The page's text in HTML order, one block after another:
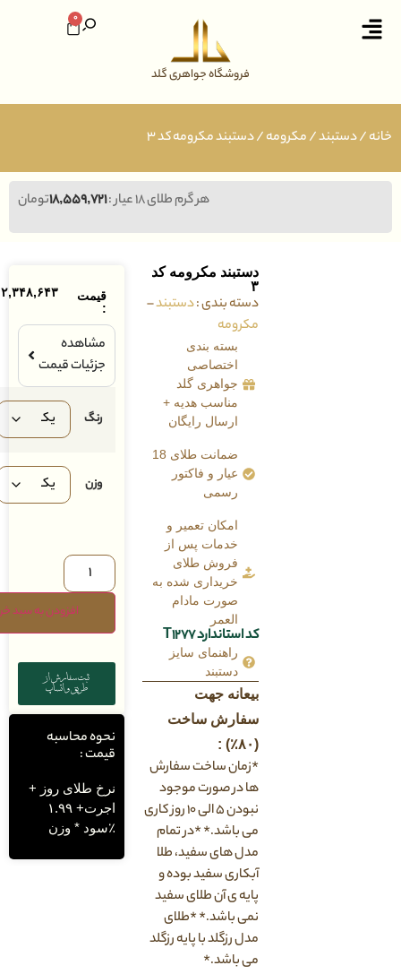
فروشگاه جواهری گلد
/مکرومه/ دستبند مکرومه کد ۳
تومان۱۸,۵۵۹,۷۲۱ هر گرم طلای ۱۸ عیار :
۱۲,۳۴۸,۶۴۳ تومان
:
جزئیات قیمت
افزودن به سبد خرید
نحوه محاسبه
قیمت :
نرخ طلای روز +
اجرت+ ۱.۹۹
٪سود * وزن
دستبند مکرومه کد
دسته بندی :دستبند–
بسته بندی
اختصاصی
جواهری گلد
مناسب هدیه +
ارسال رایگان
ضمانت طلای 18
عیار و فاکتور
امکان تعمیر و
خدمات پس از
فروش طلای
خریداری شده به
صورت مادام
کد استاندارد T1277
راهنمای سایز
دستبند
بیعانه جهت
سفارش ساخت
*زمان ساخت سفارش
ها در صورت موجود
نبودن ۵ الی ۱۰ روز کاری
می باشد.* *در تمام
مدل های سفید، طلا
آبکاری سفید بوده و
پایه ی آن طلای سفید
نمی باشد.* *طلای
مدل رزگلد با پایه رزگلد
می باشد.*